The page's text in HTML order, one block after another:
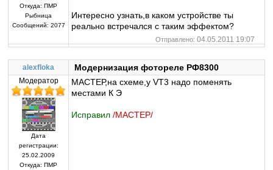
Откуда: ПМР
Рыбница
Сообщений: 2077
Интересно узнать,в каком устройстве ты
реально встречался с таким эффектом?
Отправлено: 04.05.2011 19:07
alexfloka Модернизация фотореле РФ8300
Модератор
Дата
регистрации:
25.02.2009
Откуда: ПМР
МАСТЕР,на схеме,у VT3 надо поменять
местами К Э
Исправил/MACTEP/